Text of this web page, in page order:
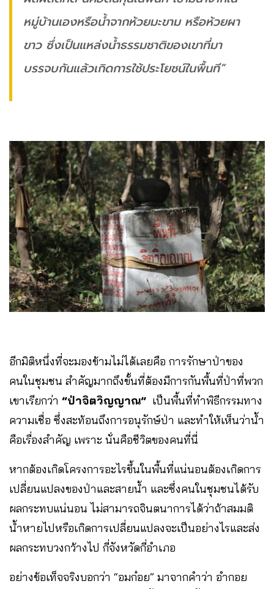
หมู่บ้านเองหรือน้ำจากห้วยมะขาม หรือห้วยผา
ขาว ซึ่งเป็นแหล่งน้ำธรรมชาติของเขาที่มา
บรรจบกันแล้วเกิดการใช้ประโยชน์ในพื้นที”
อีกมิติหนึ่งที่จะมองข้ามไม่ได้เลยคือ การรักษาป่าของ
คนในชุมชน สำคัญมากถึงขั้นที่ต้องมีการกันพื้นที่ป่าที่พวก
เขาเรียกว่า “ป่าจิตวิญญาณ” เป็นพื้นที่ทำพิธีกรรมทาง
ความเชื่อ ซึ่งสะท้อนถึงการอนุรักษ์ป่า และทำให้เห็นว่าน้ำ
คือเรื่องสำคัญ เพราะ นั่นคือชีวิตของคนที่นี่
หากต้องเกิดโครงการอะไรขึ้นในพื้นที่แน่นอนต้องเกิดการ
เปลี่ยนแปลงของป่าและสายน้ำ และซึ่งคนในชุมชนได้รับ
ผลกระทบแน่นอน ไม่สามารถจินตนาการได้ว่าถ้าสมมติ
น้ำหายไปหรือเกิดการเปลี่ยนแปลงจะเป็นอย่างไรและส่ง
ผลกระทบวงกว้างไป กี่จังหวัดกี่อำเภอ
อย่างข้อเท็จจริงบอกว่า “อมก๋อย” มาจากคำว่า อำกอย